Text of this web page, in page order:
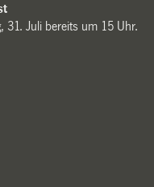
31. Juli bereits um 15 Uhr.